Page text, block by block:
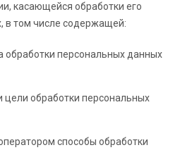
касающейся обработки его
в том числе содержащей:
персональных данных
цели обработки персональных
способы обработки